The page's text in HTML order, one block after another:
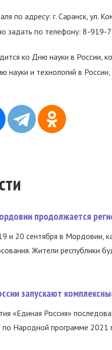
по адресу: г. Саранск, ул.
задать по телефону: 8-919-
ко Дню науки в России,
науки и технологий в
продолжается
и 20 сентября в Мордовии,
Жители республики
запускают
«Единая Россия»
Народной программе 2021